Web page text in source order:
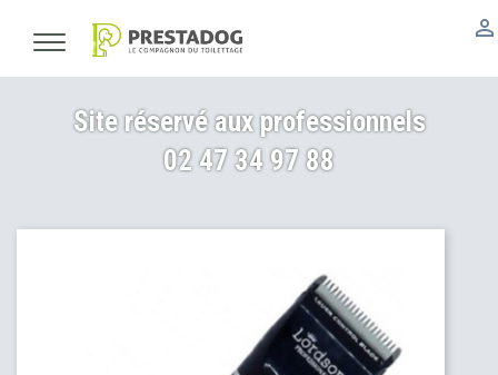

Site réservé aux professionnels
02 47 34 97 88